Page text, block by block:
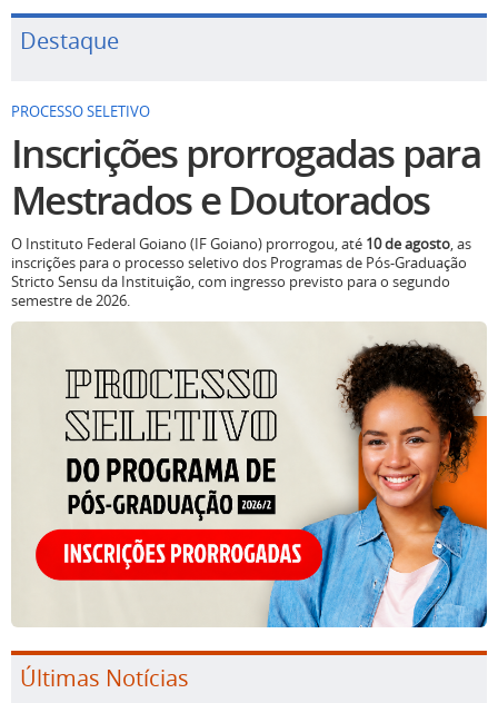
Destaque
PROCESSO SELETIVO
Inscrições prorrogadas para
Mestrados e Doutorados
O Instituto Federal Goiano (IF Goiano) prorrogou, até 10 de agosto, as
inscrições para o processo seletivo dos Programas de Pós-Graduação
Stricto Sensu da Instituição, com ingresso previsto para o segundo
semestre de 2026.
Últimas Notícias